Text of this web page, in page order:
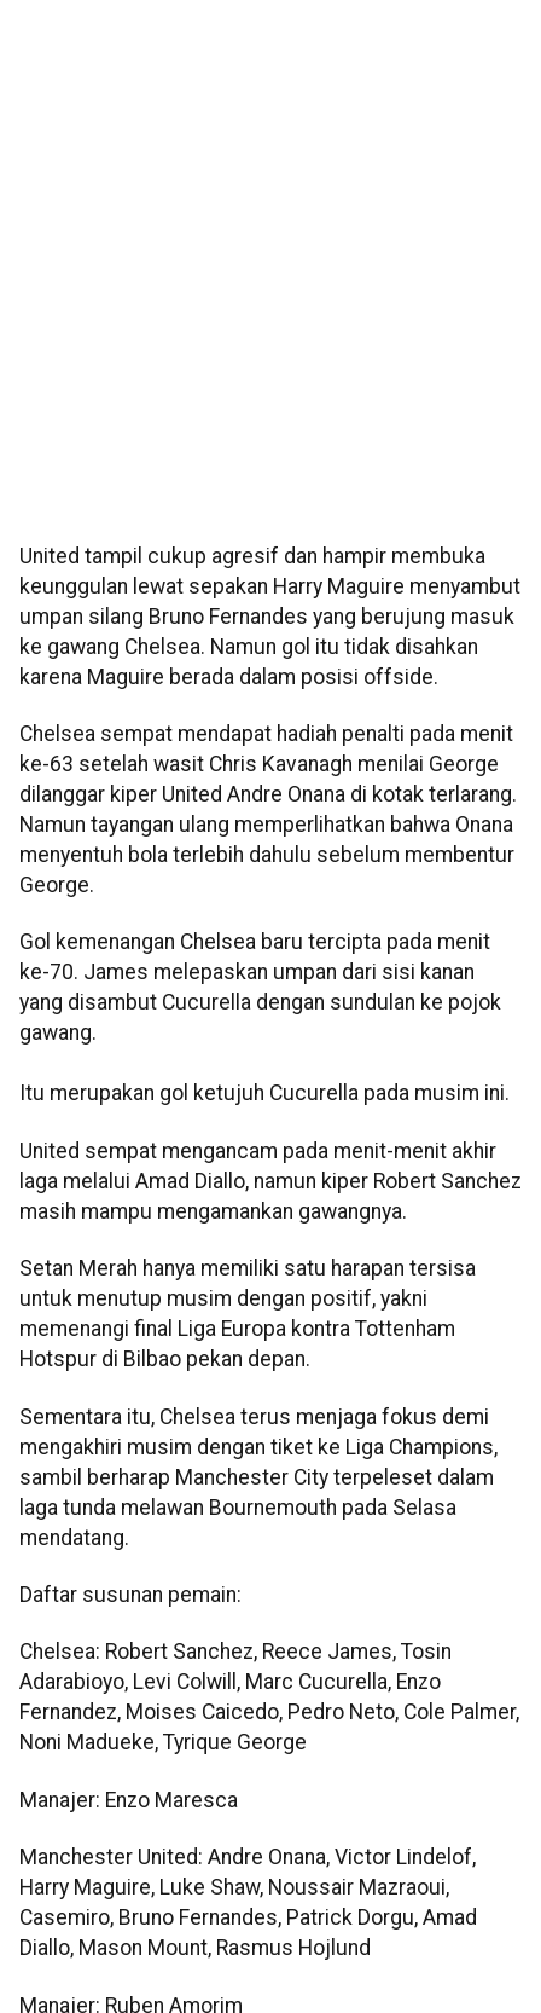
United tampil cukup agresif dan hampir membuka
keunggulan lewat sepakan Harry Maguire menyambut
umpan silang Bruno Fernandes yang berujung masuk
ke gawang Chelsea. Namun gol itu tidak disahkan
karena Maguire berada dalam posisi offside.
Chelsea sempat mendapat hadiah penalti pada menit
ke-63 setelah wasit Chris Kavanagh menilai George
dilanggar kiper United Andre Onana di kotak terlarang.
Namun tayangan ulang memperlihatkan bahwa Onana
menyentuh bola terlebih dahulu sebelum membentur
George.
Gol kemenangan Chelsea baru tercipta pada menit
ke-70. James melepaskan umpan dari sisi kanan
yang disambut Cucurella dengan sundulan ke pojok
gawang.
Itu merupakan gol ketujuh Cucurella pada musim ini.
United sempat mengancam pada menit-menit akhir
laga melalui Amad Diallo, namun kiper Robert Sanchez
masih mampu mengamankan gawangnya.
Setan Merah hanya memiliki satu harapan tersisa
untuk menutup musim dengan positif, yakni
memenangi final Liga Europa kontra Tottenham
Hotspur di Bilbao pekan depan.
Sementara itu, Chelsea terus menjaga fokus demi
mengakhiri musim dengan tiket ke Liga Champions,
sambil berharap Manchester City terpeleset dalam
laga tunda melawan Bournemouth pada Selasa
mendatang.
Daftar susunan pemain:
Chelsea: Robert Sanchez, Reece James, Tosin
Adarabioyo, Levi Colwill, Marc Cucurella, Enzo
Fernandez, Moises Caicedo, Pedro Neto, Cole Palmer,
Noni Madueke, Tyrique George
Manajer: Enzo Maresca
Manchester United: Andre Onana, Victor Lindelof,
Harry Maguire, Luke Shaw, Noussair Mazraoui,
Casemiro, Bruno Fernandes, Patrick Dorgu, Amad
Diallo, Mason Mount, Rasmus Hojlund
Manajer: Ruben Amorim